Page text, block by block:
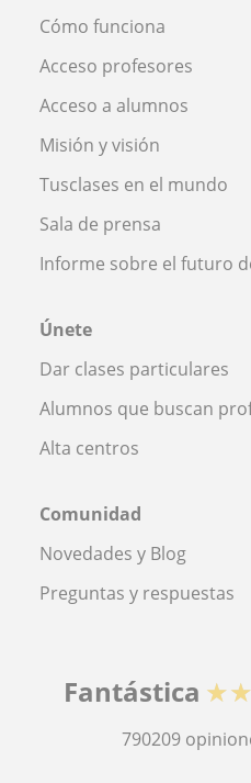
Cómo funciona
Acceso profesores
Acceso a alumnos
Misión y visión
Tusclases en el mundo
Sala de prensa
Informe sobre el futuro
Únete
Dar clases particulares
Alumnos que buscan
Alta centros
Comunidad
Novedades y Blog
Preguntas y respuestas
Fantástica
790209